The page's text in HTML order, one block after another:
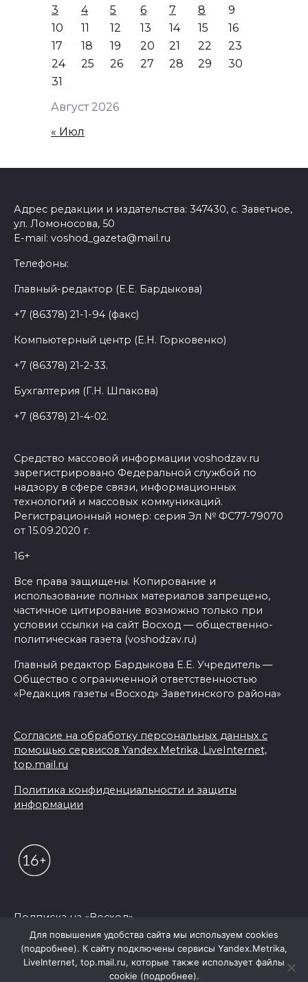
Август 2026
3
4 5 6 7 8
9
10
11 12 13 14 15
16
17
18 19 20 21 22
23
24
25 26 27 28 29
30
31
« Июл
Адрес редакции и издательства: 347430, с. Заветное,
ул. Ломоносова, 50
E-mail: voshod_gazeta@mail.ru
Телефоны:
Главный-редактор (Е.Е. Бардыкова)
+7 (86378) 21-1-94 (факс)
Компьютерный центр (Е.Н. Горковенко)
+7 (86378) 21-2-33.
Бухгалтерия (Г.Н. Шпакова)
+7 (86378) 21-4-02.
Средство массовой информации voshodzav.ru
зарегистрировано Федеральной службой по
надзору в сфере связи, информационных
технологий и массовых коммуникаций.
Регистрационный номер: серия Эл № ФС77-79070
от 15.09.2020 г.
16+
Все права защищены. Копирование и
использование полных материалов запрещено,
частичное цитирование возможно только при
условии ссылки на сайт Восход — общественно-
политическая газета (voshodzav.ru)
Главный редактор Бардыкова Е.Е. Учредитель —
Общество с ограниченной ответственностью
«Редакция газеты «Восход» Заветинского района»
Согласие на обработку персональных данных с
помощью сервисов Yandex.Metrika, LiveInternet,
top.mail.ru
Политика конфиденциальности и защиты
информации
Подписка на «Восход»
© 2026 Редакция "Восход"
Для повышения удобства сайта мы используем cookies
(подробнее). К сайту подключены сервисы Yandex.Metrika,
LiveInternet, top.mail.ru, которые также использует файлы
cookie (подробнее).